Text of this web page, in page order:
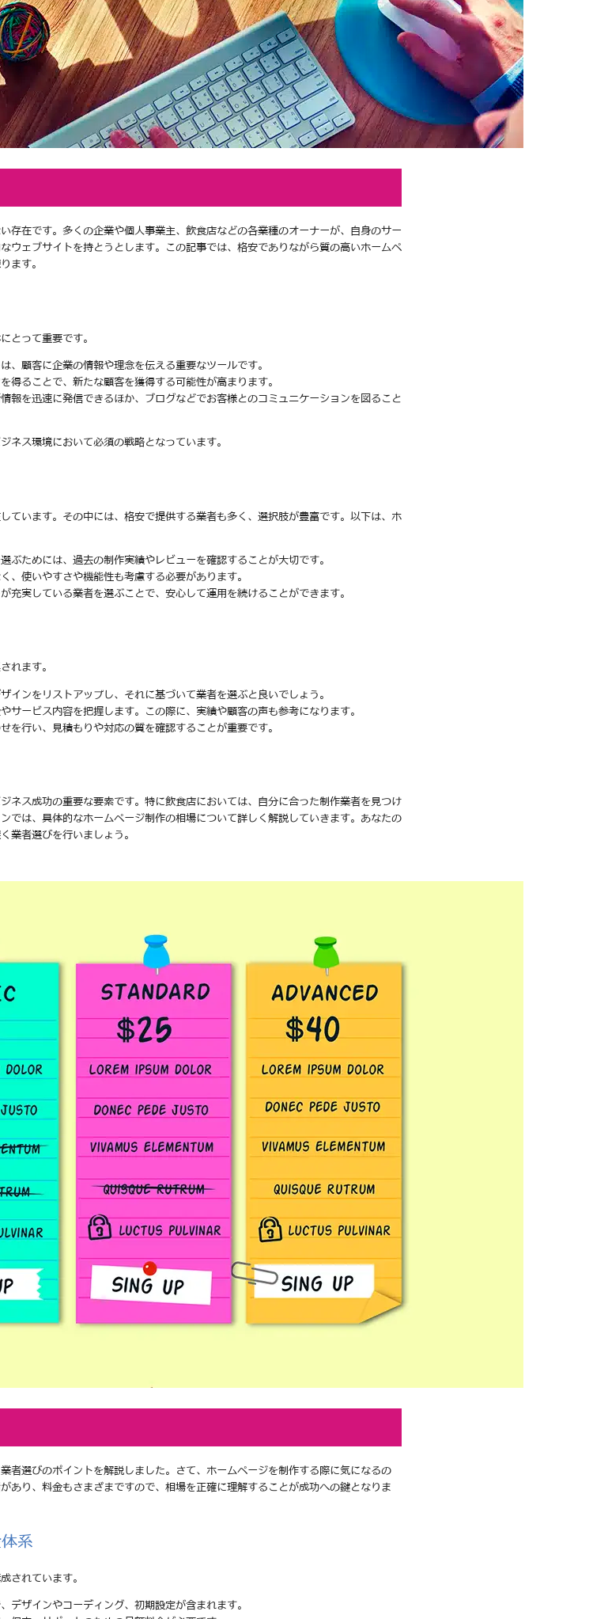
存在です。多くの企業や個人事業主、飲食店などの各業種のオーナーが、自身のサー
ウェブサイトを持とうとします。この記事では、格安でありながら質の高いホームペ
ます。
とって重要です。
、顧客に企業の情報や理念を伝える重要なツールです。
得ることで、新たな顧客を獲得する可能性が高まります。
報を迅速に発信できるほか、ブログなどでお客様とのコミュニケーションを図ること
ネス環境において必須の戦略となっています。
ています。その中には、格安で提供する業者も多く、選択肢が豊富です。以下は、ホ
ぶためには、過去の制作実績やレビューを確認することが大切です。
、使いやすさや機能性も考慮する必要があります。
充実している業者を選ぶことで、安心して運用を続けることができます。
れます。
インをリストアップし、それに基づいて業者を選ぶと良いでしょう。
サービス内容を把握します。この際に、実績や顧客の声も参考になります。
を行い、見積もりや対応の質を確認することが重要です。
ネス成功の重要な要素です。特に飲食店においては、自分に合った制作業者を見つけ
では、具体的なホームページ制作の相場について詳しく解説していきます。あなたの
業者選びを行いましょう。
者選びのポイントを解説しました。さて、ホームページを制作する際に気になるの
あり、料金もさまざまですので、相場を正確に理解することが成功への鍵となりま
系
されています。
デザインやコーディング、初期設定が含まれます。